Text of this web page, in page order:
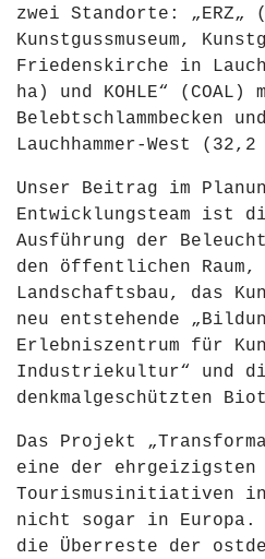
zwei Standorte: „ERZ„
Kunstgussmuseum,
Friedenskirche in
ha) und KOHLE“
Belebtschlammbecken
Lauchhammer-West
Unser Beitrag im
Entwicklungsteam ist
Ausführung der
den öffentlichen Raum,
Landschaftsbau, das
neu entstehende
Erlebniszentrum für
Industriekultur“ und
denkmalgeschützten
Das Projekt
eine der
Tourismusinitiativen in
nicht sogar in
die Überreste der